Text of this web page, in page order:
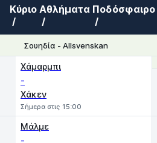
Κύριο Αθλήματα Ποδόσφαιρο
Σουηδία - Allsvenskan
Χάμαρμπι
-
Χάκεν
Σήμερα στις 15:00
Μάλμε
-